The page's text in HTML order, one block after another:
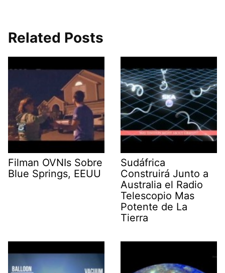
Related Posts
Filman OVNIs Sobre
Blue Springs, EEUU
Sudáfrica
Construirá Junto a
Australia el Radio
Telescopio Mas
Potente de La
Tierra